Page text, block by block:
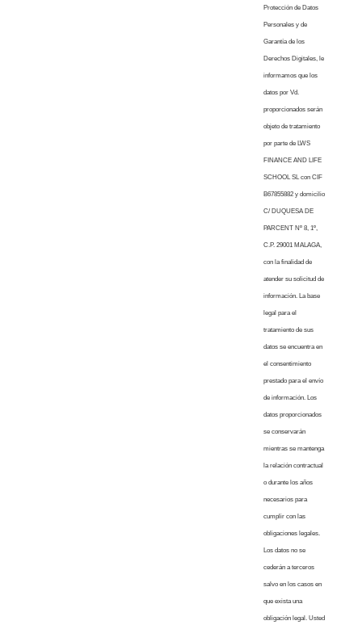
Protección de Datos
Personales y de
Garantía de los
Derechos Digitales, le
informamos que los
datos por Vd.
proporcionados serán
objeto de tratamiento
por parte de LWS
FINANCE AND LIFE
SCHOOL SL con CIF
B67855882 y domicilio
C/ DUQUESA DE
PARCENT Nº 8, 1º,
C.P. 29001 MALAGA,
con la finalidad de
atender su solicitud de
información. La base
legal para el
tratamiento de sus
datos se encuentra en
el consentimiento
prestado para el envío
de información. Los
datos proporcionados
se conservarán
mientras se mantenga
la relación contractual
o durante los años
necesarios para
cumplir con las
obligaciones legales.
Los datos no se
cederán a terceros
salvo en los casos en
que exista una
obligación legal. Usted